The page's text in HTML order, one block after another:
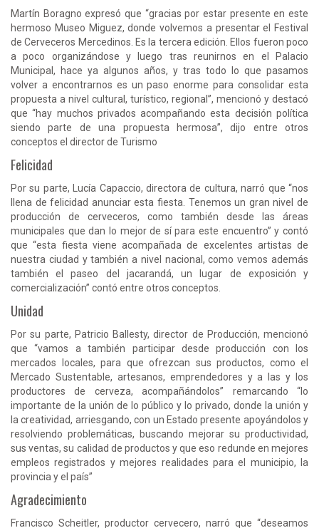
Martín Boragno expresó que “gracias por estar presente en este
hermoso Museo Miguez, donde volvemos a presentar el Festival
de Cerveceros Mercedinos. Es la tercera edición. Ellos fueron poco
a poco organizándose y luego tras reunirnos en el Palacio
Municipal, hace ya algunos años, y tras todo lo que pasamos
volver a encontrarnos es un paso enorme para consolidar esta
propuesta a nivel cultural, turístico, regional”, mencionó y destacó
que “hay muchos privados acompañando esta decisión política
siendo parte de una propuesta hermosa”, dijo entre otros
conceptos el director de Turismo
Felicidad
Por su parte, Lucía Capaccio, directora de cultura, narró que “nos
llena de felicidad anunciar esta fiesta. Tenemos un gran nivel de
producción de cerveceros, como también desde las áreas
municipales que dan lo mejor de sí para este encuentro” y contó
que “esta fiesta viene acompañada de excelentes artistas de
nuestra ciudad y también a nivel nacional, como vemos además
también el paseo del jacarandá, un lugar de exposición y
comercialización” contó entre otros conceptos.
Unidad
Por su parte, Patricio Ballesty, director de Producción, mencionó
que “vamos a también participar desde producción con los
mercados locales, para que ofrezcan sus productos, como el
Mercado Sustentable, artesanos, emprendedores y a las y los
productores de cerveza, acompañándolos” remarcando “lo
importante de la unión de lo público y lo privado, donde la unión y
la creatividad, arriesgando, con un Estado presente apoyándolos y
resolviendo problemáticas, buscando mejorar su productividad,
sus ventas, su calidad de productos y que eso redunde en mejores
empleos registrados y mejores realidades para el municipio, la
provincia y el país”
Agradecimiento
Francisco Scheitler, productor cervecero, narró que “deseamos